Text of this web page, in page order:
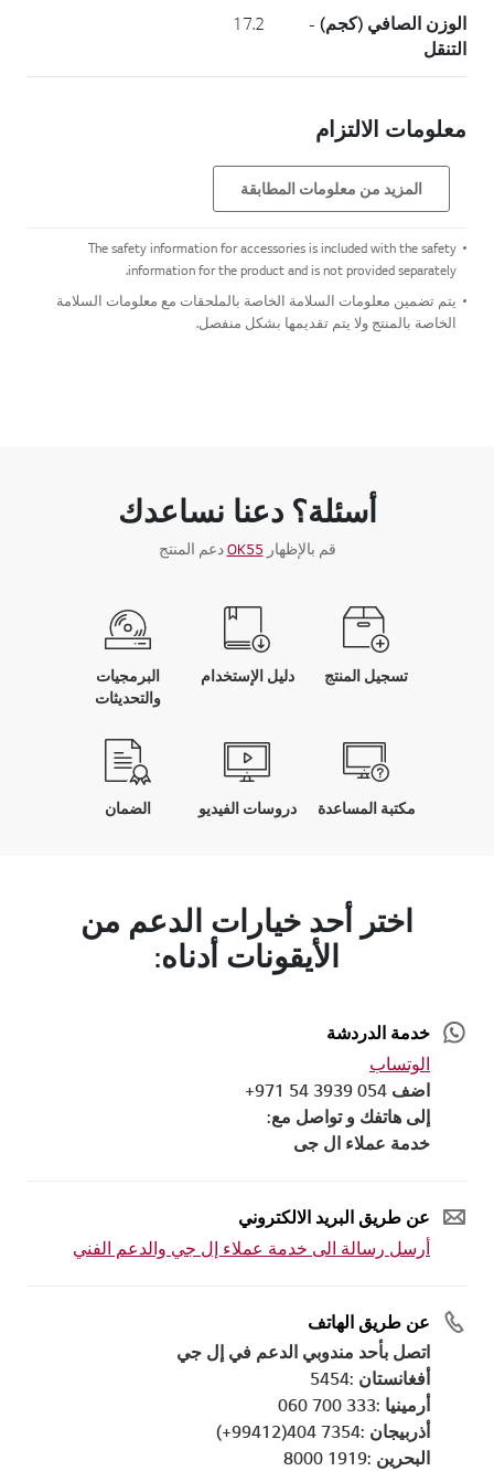
الوزن الصافي (كجم) -
التنقل
17.2
معلومات الالتزام
المزيد من معلومات المطابقة
The safety information for accessories is included with the safety
information for the product and is not provided separately.
يتم تضمين معلومات السلامة الخاصة بالملحقات مع معلومات السلامة
الخاصة بالمنتج ولا يتم تقديمها بشكل منفصل.
أسئلة؟ دعنا نساعدك
قم بالإظهار OK55دعم المنتج
تسجيل المنتج دليل الإستخدام
البرمجيات
والتحديثات
مكتبة المساعدة دروسات الفيديو الضمان
اختر أحد خيارات الدعم من
الأيقونات أدناه:
خدمة الدردشة
الوتساب
اضف 054 3939 54 971+
إلى هاتفك و تواصل مع:
خدمة عملاء ال جى
عن طريق البريد الالكتروني
أرسل رسالة الى خدمة عملاء إل جي والدعم الفني
عن طريق الهاتف
اتصل بأحد مندوبي الدعم في إل جي
أفغانستان :5454
أرمينيا :333 700 060
أذربيجان :7354 404(99412+)
البحرين :1919 8000